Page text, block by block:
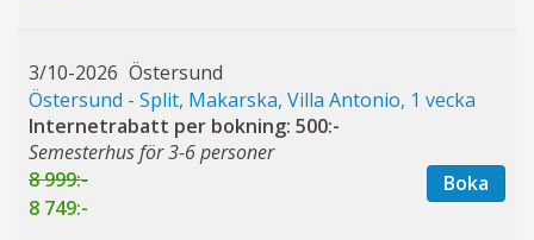
3/10-2026 Östersund
Östersund - Split, Makarska, Villa Antonio, 1 vecka
Internetrabatt per bokning: 500:-
Semesterhus för 3-6 personer
8 999:-
8 749:-
Boka